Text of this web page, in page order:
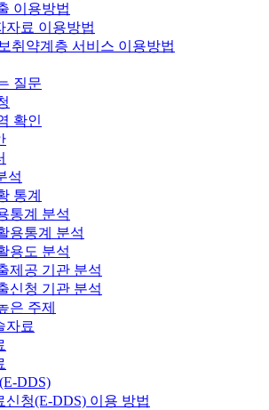
이용방법
자료 이용방법
취약계층 서비스 이용방법
질문
확인
석
통계
통계 분석
용통계 분석
용도 분석
제공 기관 분석
신청 기관 분석
은 주제
자료
DDS)
신청(E-DDS) 이용 방법